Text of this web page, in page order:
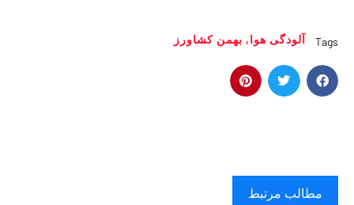
Tags آلودگی هوا, بهمن کشاورز
مطالب مرتبط